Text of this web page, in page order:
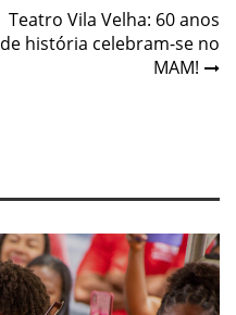
Teatro Vila Velha: 60 anos
de história celebram-se no
MAM!